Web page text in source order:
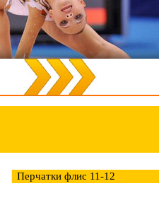
Перчатки флис 11-12